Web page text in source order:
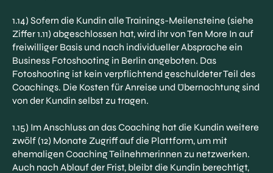
1.14) Sofern die Kundin alle Trainings-Meilensteine (siehe
Ziffer ‎1.11) abgeschlossen hat, wird ihr von Ten More In auf
freiwilliger Basis und nach individueller Absprache ein
Business Fotoshooting in Berlin angeboten. Das
Fotoshooting ist kein verpflichtend geschuldeter Teil des
Coachings. Die Kosten für Anreise und Übernachtung sind
von der Kundin selbst zu tragen.
1.15) Im Anschluss an das Coaching hat die Kundin weitere
zwölf (12) Monate Zugriff auf die Plattform, um mit
ehemaligen Coaching Teilnehmerinnen zu netzwerken.
Auch nach Ablauf der Frist, bleibt die Kundin berechtigt,